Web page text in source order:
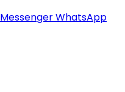
MessengerWhatsApp